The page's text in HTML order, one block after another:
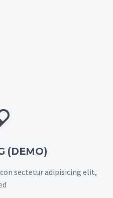
(DEMO)
sectetur adipisicing elit,